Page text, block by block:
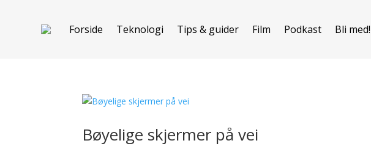
Forside Teknologi Tips & guider Film Podkast Bli med!
Bøyelige skjermer på vei